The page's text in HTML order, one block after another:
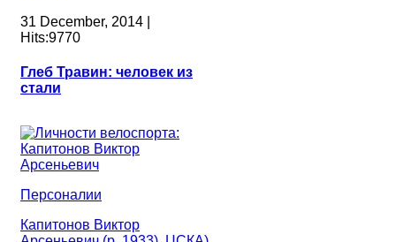
31 December, 2014 |
Hits:9770
Глеб Травин: человек из
стали
Персоналии
Капитонов Виктор